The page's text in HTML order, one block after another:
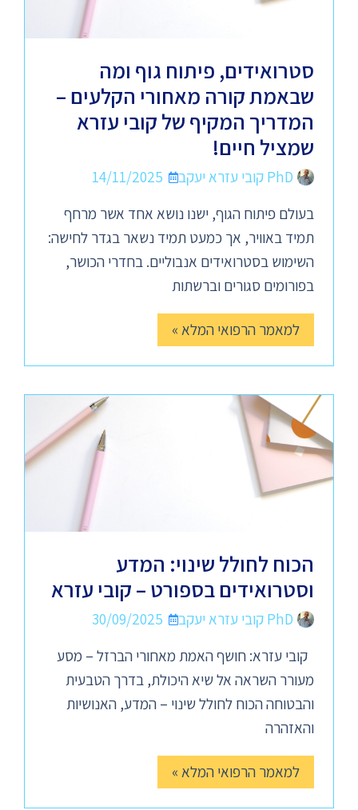
סטרואידים, פיתוח גוף ומה
שבאמת קורה מאחורי הקלעים –
המדריך המקיף של קובי עזרא
שמציל חיים!
PhD קובי עזרא יעקב
14/11/2025
בעולם פיתוח הגוף, ישנו נושא אחד אשר מרחף
תמיד באוויר, אך כמעט תמיד נשאר בגדר לחישה:
השימוש בסטרואידים אנבוליים. בחדרי הכושר,
בפורומים סגורים וברשתות
למאמר הרפואי המלא »
הכוח לחולל שינוי: המדע
וסטרואידים בספורט – קובי עזרא
PhD קובי עזרא יעקב
30/09/2025
קובי עזרא: חושף האמת מאחורי הברזל – מסע
מעורר השראה אל שיא היכולת, בדרך הטבעית
והבטוחה הכוח לחולל שינוי – המדע, האנושיות
והאזהרה
למאמר הרפואי המלא »